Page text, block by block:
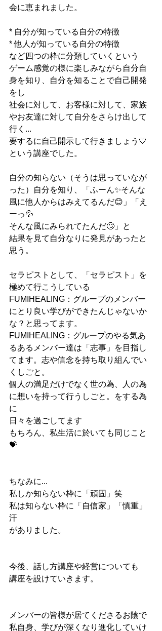
会に恵まれました。
* 自分が知っている自分の特徴
* 他人が知っている自分の特徴
など四つの枠に分類していくという
ゲーム感覚の様に楽しみながら自分自
身を知り、自分を知ることで自己開発
をし
社会に対して、お客様に対して、家族
やお友達に対して自分をさらけ出して
行く...
要するに自己開示して行きましょう🤍
という講座でした。
自分の知らない（そうは思っていなが
った）自分を知り、「ふーん✨そんな
風に他人からはみえてるんだ😊」「え
ーっ💦
そんな風にみられてたんだ🙄」と
結果を見て自分なりに発見があったと
思う。
セラピストとして、「セラピスト」を
極めて行こうしている
FUMIHEALING：グループのメンバー
にとり良い学びができたんじゃないか
な？と思ってます。
FUMIHEALING：グループのやる気あ
るあるメンバー達は「志事」を目指し
てます。志や信念を持ち取り組んでい
くしごと。
個人の満足だけでなく世の為、人の為
に想いを持って行うしごと。をする為
に
日々を過ごしてます
もちろん、私生活に於いても同じこと
💝
ちなみに...
私しか知らない枠に「頑固」笑
私は知らない枠に「自信家」「慎重」
汗
がありました。
今後、話し方講座や経営についても
講座を設けていきます。
メンバーの皆様が居てくださるお陰で
私自身、学びが深くなり進化していけ